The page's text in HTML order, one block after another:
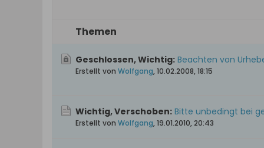
Themen
Geschlossen, Wichtig: Beachten von
Erstellt von Wolfgang, 10.02.2008, 18:15
Wichtig, Verschoben: Bitte unbedingt bei
Erstellt von Wolfgang, 19.01.2010, 20:43